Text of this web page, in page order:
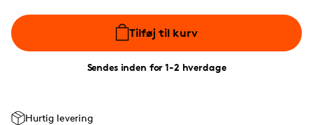
Tilføj til kurv
Sendes inden for 1-2 hverdage
Hurtig levering